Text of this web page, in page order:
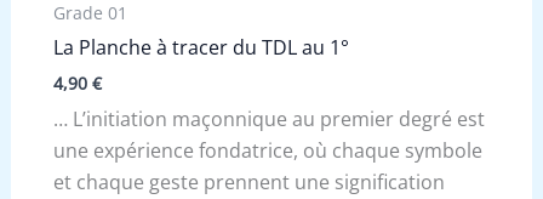
Grade 01
La Planche à tracer du TDL au 1°
4,90 €
… L’initiation maçonnique au premier degré est
une expérience fondatrice, où chaque symbole
et chaque geste prennent une signification